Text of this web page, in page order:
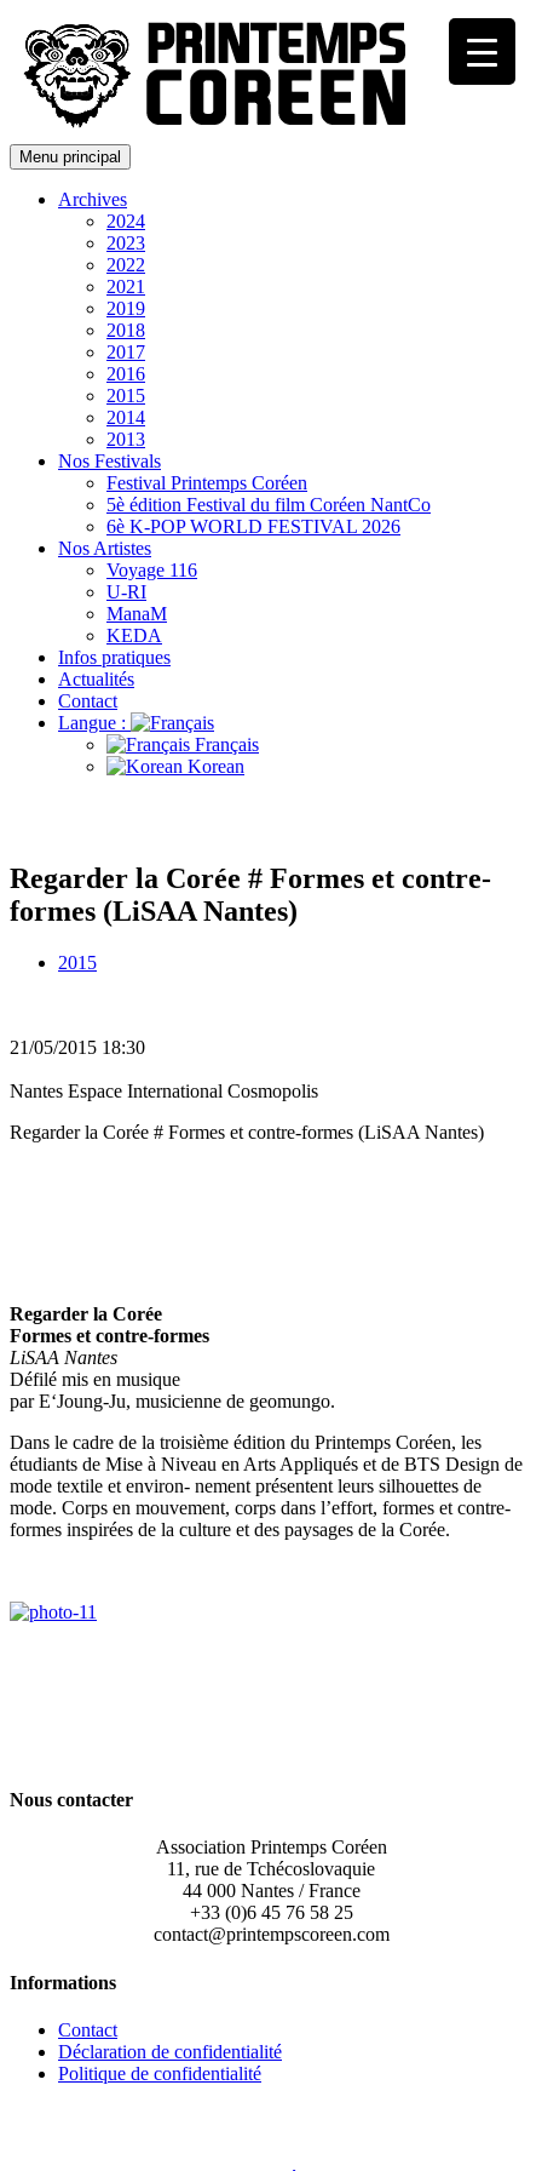
Menu principal
Archives
2024
2023
2022
2021
2019
2018
2017
2016
2015
2014
2013
Nos Festivals
Festival Printemps Coréen
5è édition Festival du film Coréen NantCo
6è K-POP WORLD FESTIVAL 2026
Nos Artistes
Voyage 116
U-RI
ManaM
KEDA
Infos pratiques
Actualités
Contact
Langue :
Français
Korean
Regarder la Corée # Formes et contre-
formes (LiSAA Nantes)
2015
21/05/2015 18:30
Nantes Espace International Cosmopolis
Regarder la Corée # Formes et contre-formes (LiSAA Nantes)
Regarder la Corée
Formes et contre-formes
LiSAA Nantes
Défilé mis en musique
par E‘Joung-Ju, musicienne de geomungo.
Dans le cadre de la troisième édition du Printemps Coréen, les
étudiants de Mise à Niveau en Arts Appliqués et de BTS Design de
mode textile et environ- nement présentent leurs silhouettes de
mode. Corps en mouvement, corps dans l’effort, formes et contre-
formes inspirées de la culture et des paysages de la Corée.
Nous contacter
Association Printemps Coréen
11, rue de Tchécoslovaquie
44 000 Nantes / France
+33 (0)6 45 76 58 25
contact@printempscoreen.com
Informations
Contact
Déclaration de confidentialité
Politique de confidentialité